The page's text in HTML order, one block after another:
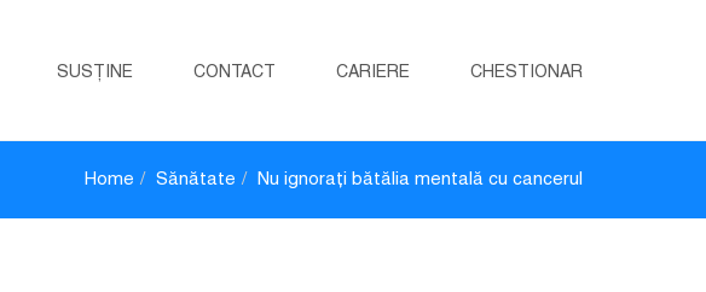
SUSȚINE CONTACT CARIERE CHESTIONAR
Home Sănătate Nu ignorați bătălia mentală cu cancerul